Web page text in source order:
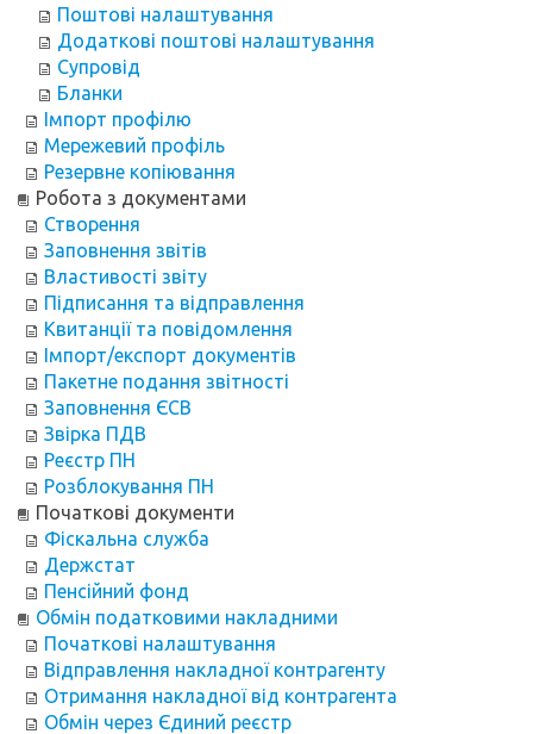
Поштові налаштування
Додаткові поштові налаштування
Супровід
Бланки
Імпорт профілю
Мережевий профіль
Резервне копіювання
Робота з документами
Створення
Заповнення звітів
Властивості звіту
Підписання та відправлення
Квитанції та повідомлення
Імпорт/експорт документів
Пакетне подання звітності
Заповнення ЄСВ
Звірка ПДВ
Реєстр ПН
Розблокування ПН
Початкові документи
Фіскальна служба
Держстат
Пенсійний фонд
Обмін податковими накладними
Початкові налаштування
Відправлення накладної контрагенту
Отримання накладної від контрагента
Обмін через Єдиний реєстр